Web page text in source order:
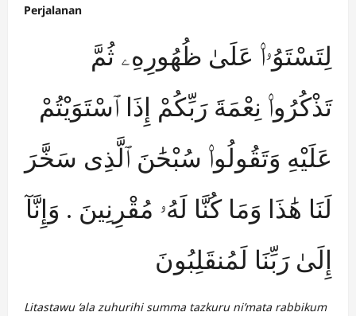
Perjalanan
لِتَسْتَوُۥا۟ عَلَىٰ ظُهُورِهِۦ ثُمَّ
تَذْكُرُوا۟ نِعْمَةَ رَبِّكُمْ إِذَا ٱسْتَوَيْتُمْ
عَلَيْهِ وَتَقُولُوا۟ سُبْحَٰنَ ٱلَّذِى سَخَّرَ
لَنَا هَٰذَا وَمَا كُنَّا لَهُۥ مُقْرِنِينَ . وَإِنَّآ
إِلَىٰ رَبِّنَا لَمُنقَلِبُونَ
Litastawu ‘ala zuhurihi summa tazkuru ni’mata rabbikum